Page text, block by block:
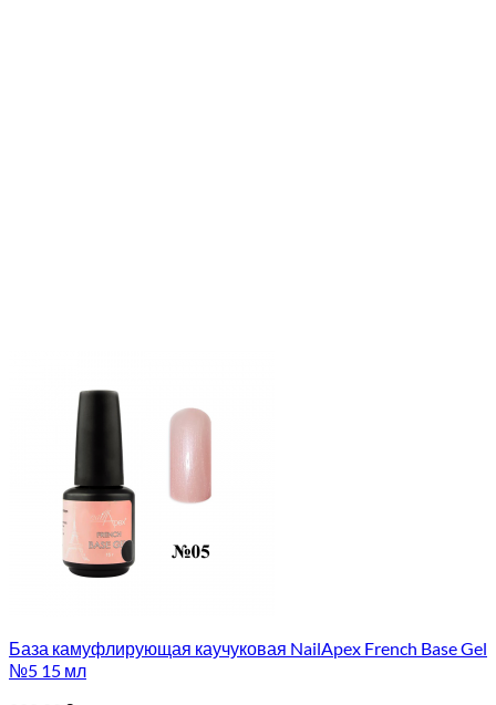
База камуфлирующая каучуковая NailApex French Base Gel
№5 15 мл